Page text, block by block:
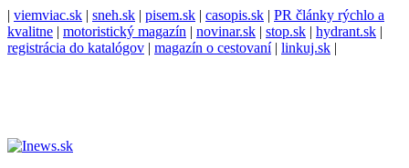
| viemviac.sk | sneh.sk | pisem.sk | casopis.sk | PR články rýchlo a
kvalitne | motoristický magazín | novinar.sk | stop.sk | hydrant.sk |
registrácia do katalógov | magazín o cestovaní| linkuj.sk |